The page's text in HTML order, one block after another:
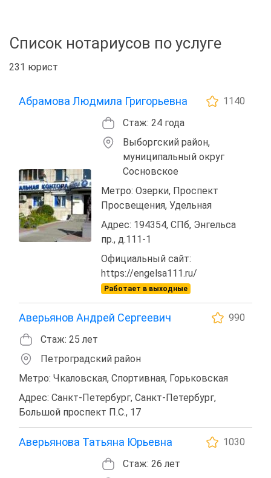
Список нотариусов по услуге
231 юрист
Абрамова Людмила Григорьевна
1140
Стаж: 24 года
Выборгский район,
муниципальный округ
Сосновское
Метро: Озерки, Проспект
Просвещения, Удельная
Адрес: 194354, СПб, Энгельса
пр., д.111-1
Официальный сайт:
https://engelsa111.ru/
Работает в выходные
Аверьянов Андрей Сергеевич
990
Стаж: 25 лет
Петроградский район
Метро: Чкаловская, Спортивная, Горьковская
Адрес: Санкт-Петербург, Санкт-Петербург,
Большой проспект П.С., 17
Аверьянова Татьяна Юрьевна
1030
Стаж: 26 лет